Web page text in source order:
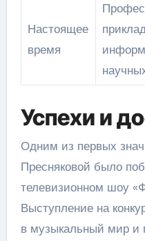
Настоящее
время
Успехи и
Одним из первых
Пресняковой было
телевизионном шоу
Выступление на
в музыкальный мир и